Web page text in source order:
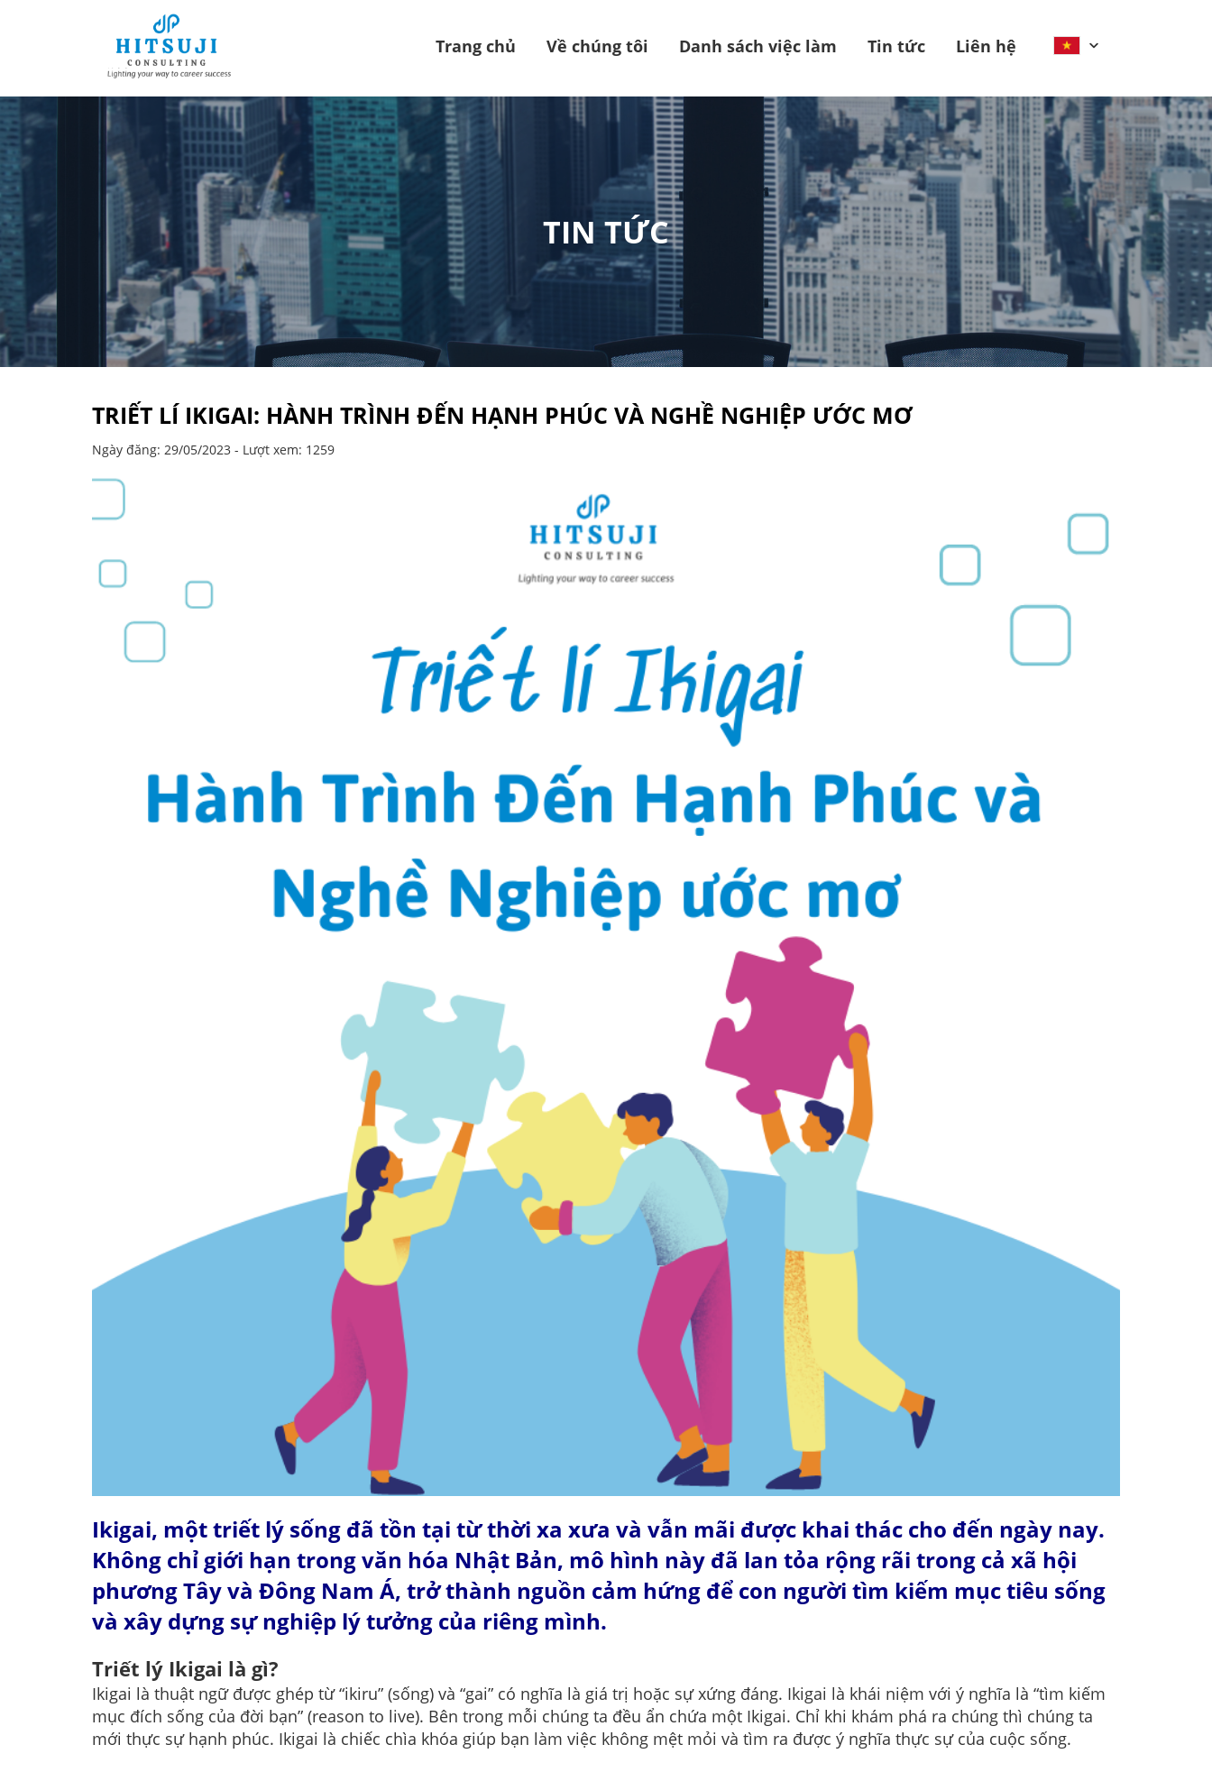
Trang chủ Về chúng tôi Danh sách việc làm Tin tức Liên hệ
TIN TỨC
TRIẾT LÍ IKIGAI: HÀNH TRÌNH ĐẾN HẠNH PHÚC VÀ NGHỀ NGHIỆP ƯỚC MƠ
Ngày đăng: 29/05/2023 - Lượt xem: 1259
Ikigai, một triết lý sống đã tồn tại từ thời xa xưa và vẫn mãi được khai thác cho đến ngày nay.
Không chỉ giới hạn trong văn hóa Nhật Bản, mô hình này đã lan tỏa rộng rãi trong cả xã hội
phương Tây và Đông Nam Á, trở thành nguồn cảm hứng để con người tìm kiếm mục tiêu sống
và xây dựng sự nghiệp lý tưởng của riêng mình.
Triết lý Ikigai là gì?
Ikigai là thuật ngữ được ghép từ “ikiru” (sống) và “gai” có nghĩa là giá trị hoặc sự xứng đáng. Ikigai là khái niệm với ý nghĩa là “tìm kiếm
mục đích sống của đời bạn” (reason to live). Bên trong mỗi chúng ta đều ẩn chứa một Ikigai. Chỉ khi khám phá ra chúng thì chúng ta
mới thực sự hạnh phúc. Ikigai là chiếc chìa khóa giúp bạn làm việc không mệt mỏi và tìm ra được ý nghĩa thực sự của cuộc sống.